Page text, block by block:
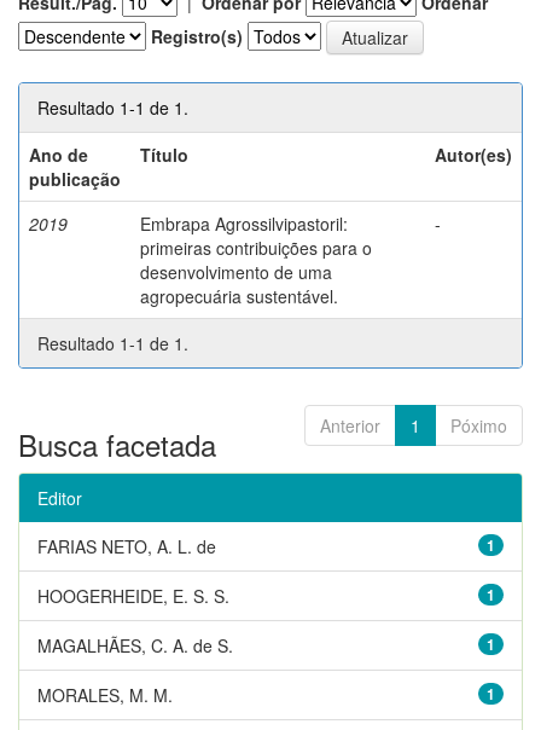
Registro(s)
Resultado 1-1 de 1.
Ano de
publicação
Título Autor(es)
2019
Embrapa Agrossilvipastoril:
primeiras contribuições para o
desenvolvimento de uma
agropecuária sustentável.
-
Resultado 1-1 de 1.
Anterior 1 Póximo
Busca facetada
Editor
1
FARIAS NETO, A. L. de
1
HOOGERHEIDE, E. S. S.
1
MAGALHÃES, C. A. de S.
1
MORALES, M. M.